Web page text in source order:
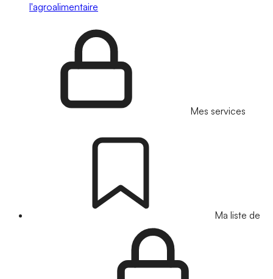
l'agroalimentaire
Mes services
Ma liste de